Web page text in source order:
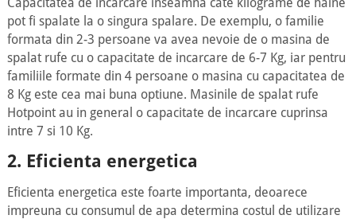
pot fi spalate la o singura spalare. De exemplu, o familie
formata din 2-3 persoane va avea nevoie de o masina de
spalat rufe cu o capacitate de incarcare de 6-7 Kg, iar pentru
familiile formate din 4 persoane o masina cu capacitatea de
8 Kg este cea mai buna optiune. Masinile de spalat rufe
Hotpoint au in general o capacitate de incarcare cuprinsa
intre 7 si 10 Kg.
2. Eficienta energetica
Eficienta energetica este foarte importanta, deoarece
impreuna cu consumul de apa determina costul de utilizare